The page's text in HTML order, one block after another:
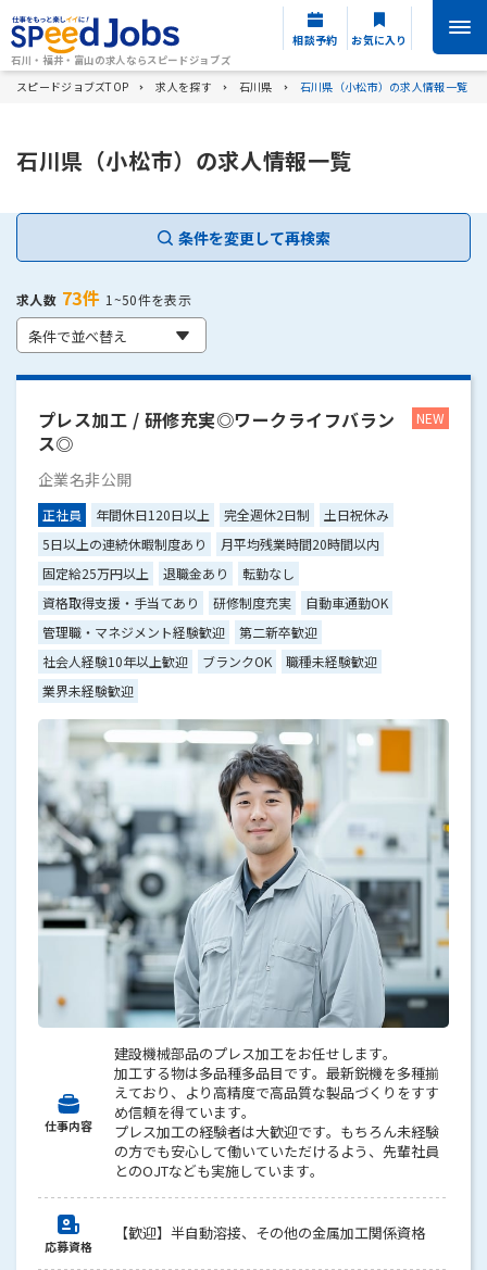
石川・福井・富山の求人ならスピードジョブズ
相談予約 お気に入り
スピードジョブズTOP 求人を探す 石川県 石川県（小松市）の求人情報一覧
石川県（小松市）の求人情報一覧
条件を変更して再検索
求人数 73件 1~50件を表示
条件で並べ替え
プレス加工 / 研修充実◎ワークライフバラン
ス◎
企業名非公開
正社員 年間休日120日以上 完全週休2日制
土日祝休み
5日以上の連続休暇制度あり
月平均残業時間20時間以内
固定給25万円以上
退職金あり
転勤なし
資格取得支援・手当てあり
研修制度充実
自動車通勤OK
管理職・マネジメント経験歓迎
第二新卒歓迎
社会人経験10年以上歓迎
ブランクOK
職種未経験歓迎
業界未経験歓迎
仕事内容
建設機械部品のプレス加工をお任せします。
加工する物は多品種多品目です。最新鋭機を多種揃
えており、より高精度で高品質な製品づくりをすす
め信頼を得ています。
プレス加工の経験者は大歓迎です。もちろん未経験
の方でも安心して働いていただけるよう、先輩社員
とのОJTなども実施しています。
応募資格
【歓迎】半自動溶接、その他の金属加工関係資格